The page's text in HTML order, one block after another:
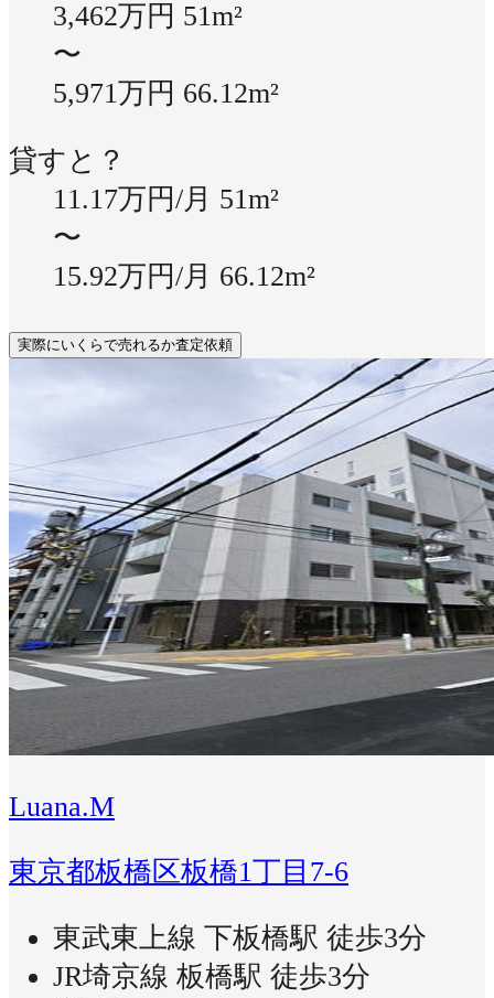
3,462万円 51m²
〜
5,971万円 66.12m²
貸すと？
11.17万円/月 51m²
〜
15.92万円/月 66.12m²
実際にいくらで売れるか査定依頼
Luana.M
東京都板橋区板橋1丁目7-6
東武東上線 下板橋駅 徒歩3分
JR埼京線 板橋駅 徒歩3分